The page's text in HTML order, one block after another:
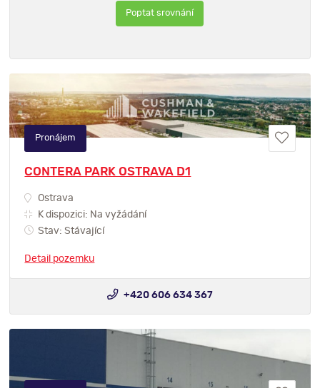
Poptat srovnání
CONTERA PARK OSTRAVA D1
Ostrava
K dispozici: Na vyžádání
Stav: Stávající
Detail pozemku
Pronájem
+420 606 634 367